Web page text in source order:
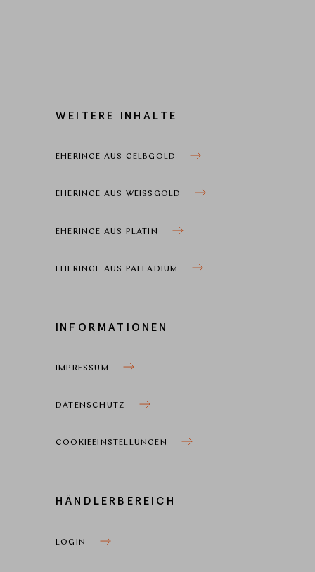
WEITERE INHALTE
EHERINGE AUS GELBGOLD
EHERINGE AUS WEISSGOLD
EHERINGE AUS PLATIN
EHERINGE AUS PALLADIUM
INFORMATIONEN
IMPRESSUM
DATENSCHUTZ
COOKIEEINSTELLUNGEN
HÄNDLERBEREICH
LOGIN